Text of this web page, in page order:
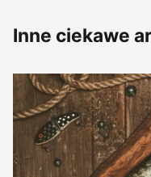
Inne ciekawe